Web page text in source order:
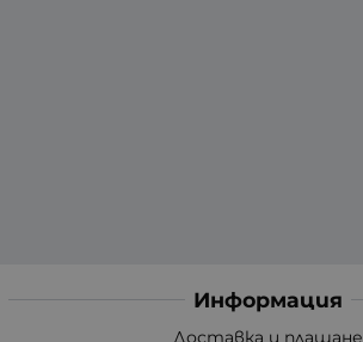
Информация
Доставка и плащане